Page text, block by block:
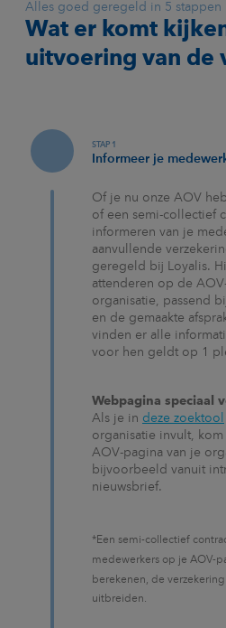
Alles goed geregeld in 5 stappen
Wat er komt
uitvoering van de
STAP 1
Informeer je
Of je nu onze AOV
of een semi-collectief
informeren van je
aanvullende
geregeld bij Loyalis.
attenderen op de
organisatie, passend
en de gemaakte
vinden er alle
voor hen geldt op 1
Webpagina speciaal
Als je in deze zoektool
organisatie invult,
AOV-pagina van je
bijvoorbeeld vanuit
nieuwsbrief.
*Een semi-collectief
medewerkers op je AOV-
berekenen, de
uitbreiden.